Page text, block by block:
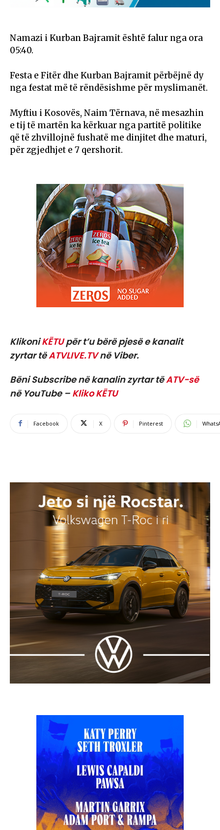
Namazi i Kurban Bajramit është falur nga ora
05:40.
Festa e Fitër dhe Kurban Bajramit përbëjnë dy
nga festat më të rëndësishme për myslimanët.
Myftiu i Kosovës, Naim Tërnava, në mesazhin
e tij të martën ka kërkuar nga partitë politike
që të zhvillojnë fushatë me dinjitet dhe maturi,
për zgjedhjet e 7 qershorit.
KlikoniKËTUpër t’u bërë pjesë e kanalit
zyrtar tëATVLIVE.TVnë Viber.
Bëni Subscribe në kanalin zyrtar tëATV-së
në YouTube – Kliko KËTU
Facebook X Pinterest